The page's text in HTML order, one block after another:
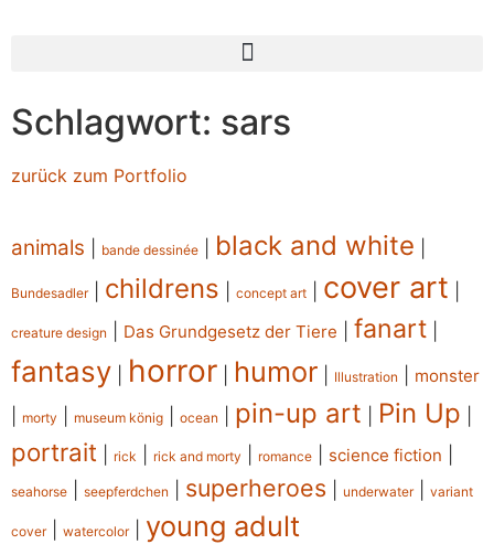
Schlagwort: sars
zurück zum Portfolio
animals bande dessinée black and white
Bundesadler| childrens concept art cover art
creature design Das Grundgesetz der Tiere fanart
fantasy horror humor Illustration monster
morty museum könig ocean pin-up art Pin Up
portrait rick rick and morty romance science fiction
seahorse seepferdchen superheroes underwater| variant
cover| watercolor| young adult